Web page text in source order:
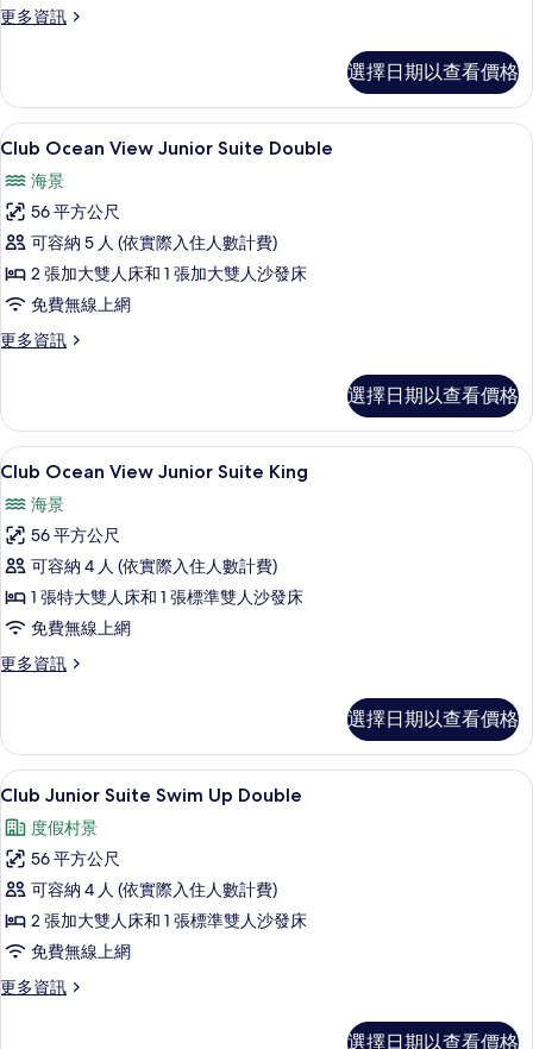
片
的
相
片
更多資訊
更
Swim
Up
King
詳
情
選擇日期以查看價格
顯
Club
Ocean
View
Junior
Suite
Double
有
相
片
高級寢具、羽絨被、舒適加層、免費迷
6
Club Ocean View Junior Suite Double
海景
56 平方公尺
可容納 5 人 (依實際入住人數計費)
2 張加大雙人床和 1 張加大雙人沙發床
免費無線上網
更多資訊
更
View
Junior
Suite
的
詳
選擇日期以查看價格
顯
Club
Ocean
View
Junior
Suite
King
有
相
片
高級寢具、羽絨被、舒適加層、免費迷
6
Club Ocean View Junior Suite King
海景
56 平方公尺
可容納 4 人 (依實際入住人數計費)
1 張特大雙人床和 1 張標準雙人沙發床
免費無線上網
更多資訊
更
View
Junior
Suite
的
詳
選擇日期以查看價格
顯
示
Club
Junior
Suite
Swim
Up
Double
高級寢具、羽絨被、舒適加層、免費迷
5
Club Junior Suite Swim Up Double
度假村景
56 平方公尺
可容納 4 人 (依實際入住人數計費)
2 張加大雙人床和 1 張標準雙人沙發床
免費無線上網
更多資訊
更
選擇日期以查看價格